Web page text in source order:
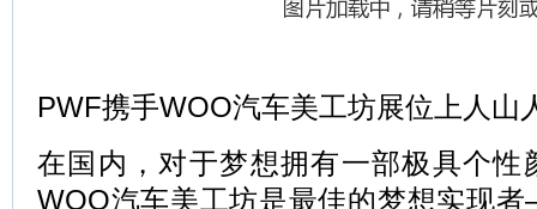
PWF携手WOO汽车美工坊展位上人山
在国内，对于梦想拥有一部极具个性
WOO汽车美工坊是最佳的梦想实现